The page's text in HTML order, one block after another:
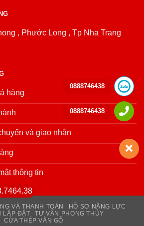
, Phước Long , Tp Nha Trang
hàng
và giao nhận
thông tin
VÀ THANH TOÁN
HỒ SƠ NĂNG LỰC
LẮP ĐẶT
TƯ VẤN PHONG THỦY
CỬA THÉP VÂN GỖ
0888746438
0888746438